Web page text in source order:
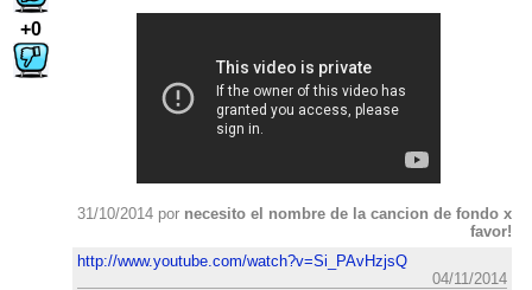
+0
31/10/2014 por necesito el nombre de la cancion de fondo x
favor!
http://www.youtube.com/watch?v=Si_PAvHzjsQ
04/11/2014